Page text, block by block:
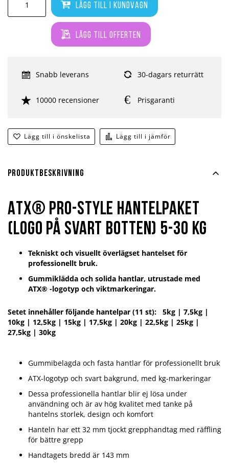
Lägg till i önskelista Lägg till i jämför
Snabb leverans 30-dagars returrätt
10000 recensioner Prisgaranti
Lägg till i kundvagn
Lägg till offerten
Produktbeskrivning
ATX® PRO-Style hantelpaket
(Logo på svart botten) 5-30 kg
Tekniskt och visuellt överlägset hantelset för
professionellt bruk.
Gummiklädda och solida hantlar, utrustade med
ATX® -logotyp och viktmarkeringar.
Setet innehåller följande hantelpar (11 st): 5kg | 7,5kg |
10kg | 12,5kg | 15kg | 17,5kg | 20kg | 22,5kg | 25kg |
27,5kg | 30kg
Gummibelagda och fasta hantlar för professionellt bruk
ATX-logotyp och svart bakgrund, med kg-markeringar
Dessa professionella hantlar blir ej lösa under
användning och är av hög kvalitet med tanke på
hantelns storlek, design och komfort
Hanteln har ett 32 mm tjockt grepphandtag med räffling
för bättre grepp
Handtagets bredd är 143 mm